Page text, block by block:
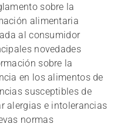
sobre la
alimentaria
al consumidor
novedades
sobre la
en los alimentos de
susceptibles de
alergias e intolerancias
normas